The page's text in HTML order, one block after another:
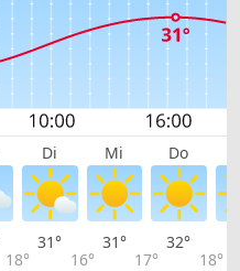
Di Mi Do
18°
31°
16°
31°
17°
32°
18°